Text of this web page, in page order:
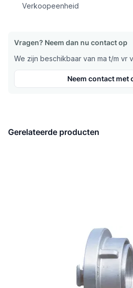
Verkoopeenheid
Vragen? Neem dan nu contact op
We zijn beschikbaar van ma t/m vr
Neem contact met
Gerelateerde producten